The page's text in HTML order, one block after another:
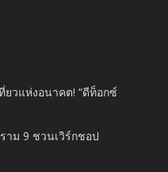
ยวแห่งอนาคต! “ดีท็อกซ์
าม 9 ชวนเวิร์กชอป